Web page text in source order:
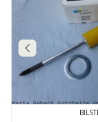
PORSCHE - 996 333 051 47 /
333 051 49 / 99633305149
99633305150 PORSCHE -
PORSCHE - 996 333 051 53 /
333 051 54 / 99633305154
99633305155 PORSCHE -
PORSCHE - 996 333 513 4 /
514 2 / 9963335142
99633398006 PORSCHE -
PORSCHE - 996 333